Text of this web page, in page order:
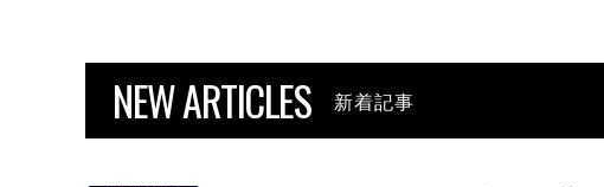
NEW ARTICLES 新着記事